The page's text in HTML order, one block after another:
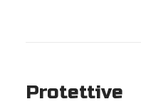
Protettive